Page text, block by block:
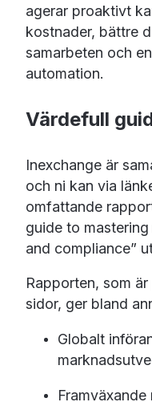
agerar proaktivt
kostnader, bättre
samarbeten och
automation.
Värdefull
Inexchange är
och ni kan via
omfattande
guide to
and compliance”
Rapporten, som
sidor, ger bland
Globalt